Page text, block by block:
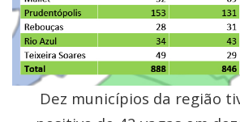
Dez municípios da região